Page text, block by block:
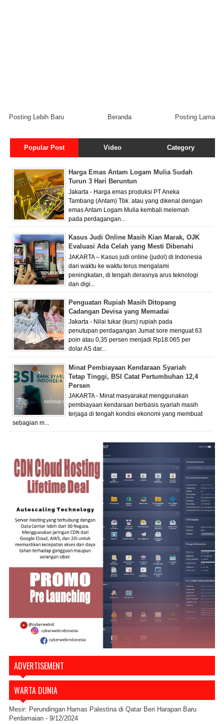
Posting Lebih Baru Posting Lama
Beranda
Popular Post Video Category
Harga Emas Antam Logam Mulia Sudah
Turun 3 Hari Beruntun
Jakarta - Harga emas produksi PT Aneka
Tambang (Antam) Tbk. atau yang dikenal dengan
emas Antam Logam Mulia kembali melemah
pada perdagangan...
Kasus Judi Online Masih Kian Marak, OJK
Evaluasi Ada Celah yang Mesti Dibenahi
JAKARTA – Kasus judi online (judol) di Indonesia
dari waktu ke waktu terus mengalami
peningkatan, di tengah derasnya arus teknologi
dan digi...
Penguatan Rupiah Masih Ditopang
Cadangan Devisa yang Memadai
Jakarta - Nilai tukar (kurs) rupiah pada
penutupan perdagangan Jumat sore menguat 63
poin atau 0,35 persen menjadi Rp18.065 per
dolar AS dar...
Minat Pembiayaan Kendaraan Syariah
Tetap Tinggi, BSI Catat Pertumbuhan 12,4
Persen
JAKARTA - Minat masyarakat menggunakan
pembiayaan kendaraan berbasis syariah masih
terjaga di tengah kondisi ekonomi yang membuat
sebagian m...
ADVERTISEMENT
WARTA DUNIA
Mesir: Perundingan Hamas Palestina di Qatar Beri Harapan Baru
Perdamaian - 9/12/2024